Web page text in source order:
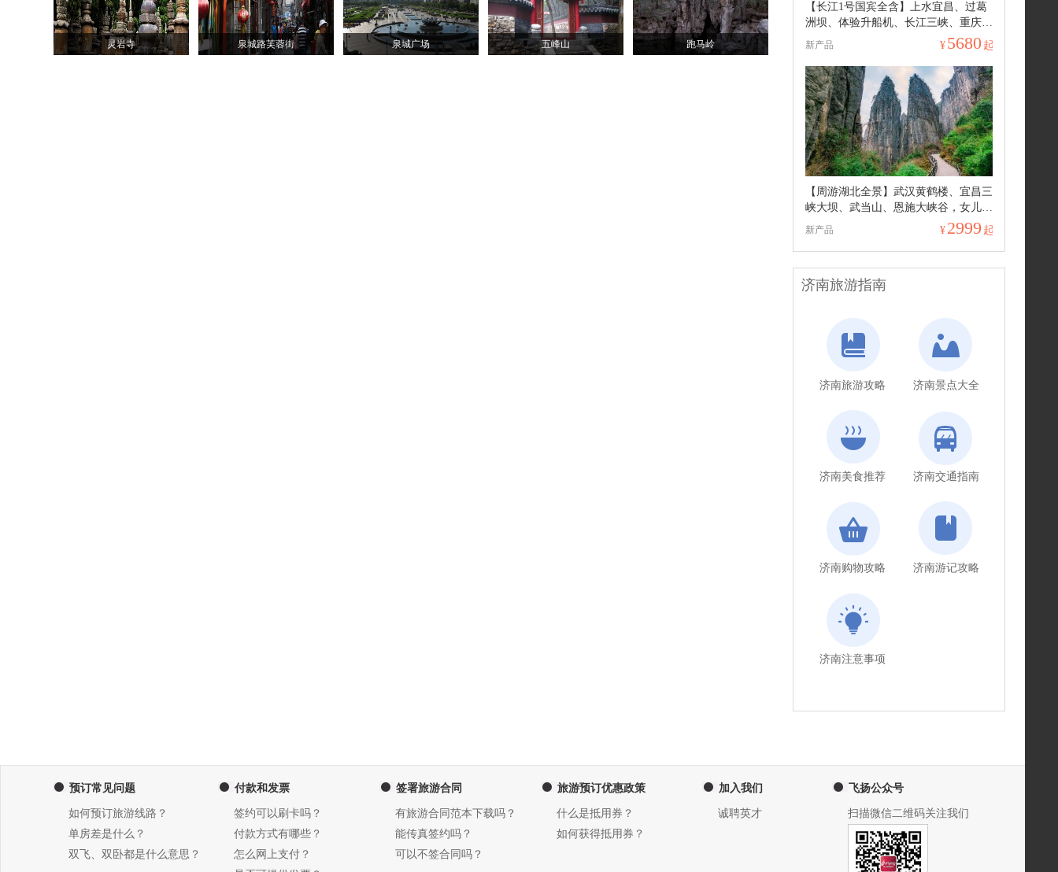
灵岩寺 泉城路芙蓉街 泉城广场 五峰山 跑马岭
【长江1号国宾全含】上水宜昌、过葛
洲坝、体验升船机、长江三峡、重庆动
卧7日游
新产品 ¥ 5680 起
【周游湖北全景】武汉黄鹤楼、宜昌三
峡大坝、武当山、恩施大峡谷，女儿
城，青江大峡谷，黄鹤峰林 双卧精华
新产品 ¥ 2999 起
济南旅游指南
济南旅游攻略 济南景点大全
济南美食推荐 济南交通指南
济南购物攻略 济南游记攻略
济南注意事项
预订常见问题
如何预订旅游线路？
单房差是什么？
双飞、双卧都是什么意思？
付款和发票
签约可以刷卡吗？
付款方式有哪些？
怎么网上支付？
签署旅游合同
有旅游合同范本下载吗？
能传真签约吗？
可以不签合同吗？
旅游预订优惠政策
什么是抵用券？
如何获得抵用券？
加入我们
诚聘英才
飞扬公众号
扫描微信二维码关注我们